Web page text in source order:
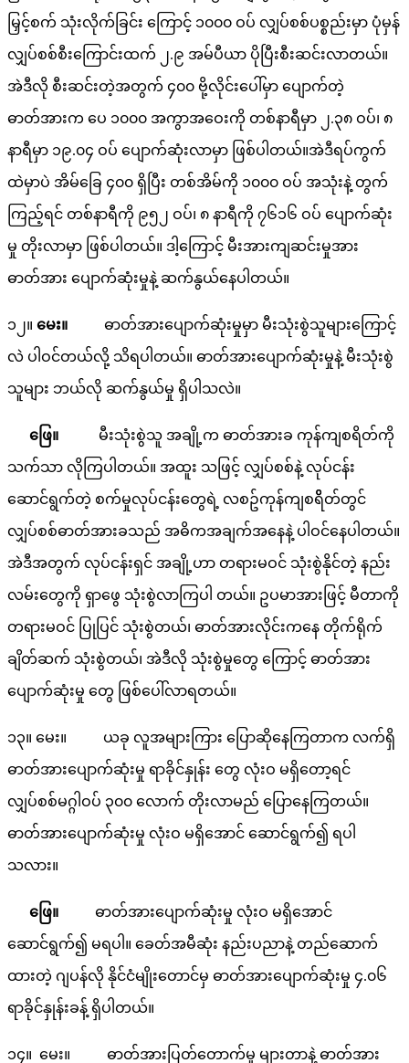
မြှင့်စက် သုံးလိုက်ခြင်း ကြောင့် ၁၀၀၀ ဝပ် လျှပ်စစ်ပစ္စည်းမှာ ပုံမှန်
လျှပ်စစ်စီးကြောင်းထက် ၂.၉ အမ်ပီယာ ပိုပြီးစီးဆင်းလာတယ်။
အဲဒီလို စီးဆင်းတဲ့အတွက် ၄၀၀ ဗို့လိုင်းပေါ်မှာ ပျောက်တဲ့
ဓာတ်အားက ပေ ၁၀၀၀ အကွာအဝေးကို တစ်နာရီမှာ ၂.၃၈ ဝပ်၊ ၈
နာရီမှာ ၁၉.၀၄ ဝပ် ပျောက်ဆုံးလာမှာ ဖြစ်ပါတယ်။အဲဒီရပ်ကွက်
ထဲမှာပဲ အိမ်ခြေ ၄၀၀ ရှိပြီး တစ်အိမ်ကို ၁၀၀၀ ဝပ် အသုံးနဲ့ တွက်
ကြည့်ရင် တစ်နာရီကို ၉၅၂ ဝပ်၊ ၈ နာရီကို ၇၆၁၆ ဝပ် ပျောက်ဆုံး
မှု တိုးလာမှာ ဖြစ်ပါတယ်။ ဒါ့ကြောင့် မီးအားကျဆင်းမှုအား
ဓာတ်အား ပျောက်ဆုံးမှုနဲ့ ဆက်နွယ်နေပါတယ်။
၁၂။ မေး။ ဓာတ်အားပျောက်ဆုံးမှုမှာ မီးသုံးစွဲသူများကြောင့်
လဲ ပါဝင်တယ်လို့ သိရပါတယ်။ ဓာတ်အားပျောက်ဆုံးမှုနဲ့ မီးသုံးစွဲ
သူများ ဘယ်လို ဆက်နွယ်မှု ရှိပါသလဲ။
ဖြေ။ မီးသုံးစွဲသူ အချို့က ဓာတ်အားခ ကုန်ကျစရိတ်ကို
သက်သာ လိုကြပါတယ်။ အထူး သဖြင့် လျှပ်စစ်နဲ့ လုပ်ငန်း
ဆောင်ရွက်တဲ့ စက်မှုလုပ်ငန်းတွေရဲ့ လစဥ်ကုန်ကျစရိိတ်တွင်
လျှပ်စစ်ဓာတ်အားခသည် အဓိကအချက်အနေနဲ့ ပါဝင်နေပါတယ်။
အဲဒီအတွက် လုပ်ငန်းရှင် အချို့ဟာ တရားမဝင် သုံးစွဲနိုင်တဲ့ နည်း
လမ်းတွေကို ရှာဖွေ သုံးစွဲလာကြပါ တယ်။ ဥပမာအားဖြင့် မီတာကို
တရားမဝင် ပြုပြင် သုံးစွဲတယ်၊ ဓာတ်အားလိုင်းကနေ တိုက်ရိုက်
ချိတ်ဆက် သုံးစွဲတယ်၊ အဲဒီလို သုံးစွဲမှုတွေ ကြောင့် ဓာတ်အား
ပျောက်ဆုံးမှု တွေ ဖြစ်ပေါ်လာရတယ်။
၁၃။ မေး။ ယခု လူအများကြား ပြောဆိုနေကြတာက လက်ရှိ
ဓာတ်အားပျောက်ဆုံးမှု ရာခိုင်နှုန်း တွေ လုံးဝ မရှိတော့ရင်
လျှပ်စစ်မဂ္ဂါဝပ် ၃၀၀ လောက် တိုးလာမည် ပြောနေကြတယ်။
ဓာတ်အားပျောက်ဆုံးမှု လုံးဝ မရှိအောင် ဆောင်ရွက်၍ ရပါ
သလား။
ဖြေ။ ဓာတ်အားပျောက်ဆုံးမှု လုံးဝ မရှိအောင်
ဆောင်ရွက်၍ မရပါ။ ခေတ်အမီဆုံး နည်းပညာနဲ့ တည်ဆောက်
ထားတဲ့ ဂျပန်လို နိုင်ငံမျိုးတောင်မှ ဓာတ်အားပျောက်ဆုံးမှု ၄.၀၆
ရာခိုင်နှုန်းခန့် ရှိပါတယ်။
၁၄။ မေး။ ဓာတ်အားပြတ်တောက်မှု များတာနဲ့ ဓာတ်အား